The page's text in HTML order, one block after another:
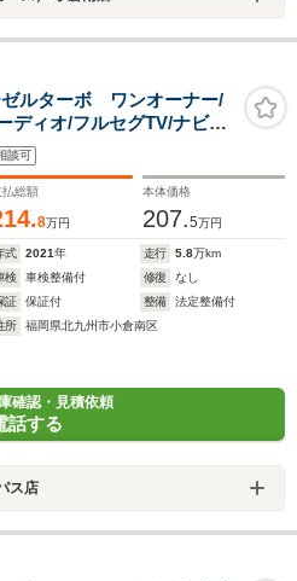
ルターボ ワンオーナー/
ディオ/フルセグTV/ナビ有/
ーフティ/ブラインドスポ
/パドルシフト/白グレー黒
談可
払総額
8万円
本体価格
207.5万円
式 2021年 走行 5.8万km
検
車検整備付 修復
なし
証
保証付 整備
法定整備付
所
福岡県北九州市小倉南区
確認・見積依頼
話する
ス店